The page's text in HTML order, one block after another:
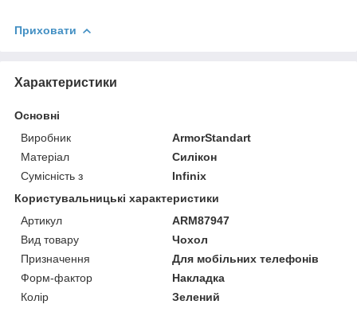
Приховати
Характеристики
Основні
Виробник
ArmorStandart
Матеріал
Силікон
Сумісність з
Infinix
Користувальницькі характеристики
Артикул
ARM87947
Вид товару
Чохол
Призначення
Для мобільних телефонів
Форм-фактор
Накладка
Колір
Зелений